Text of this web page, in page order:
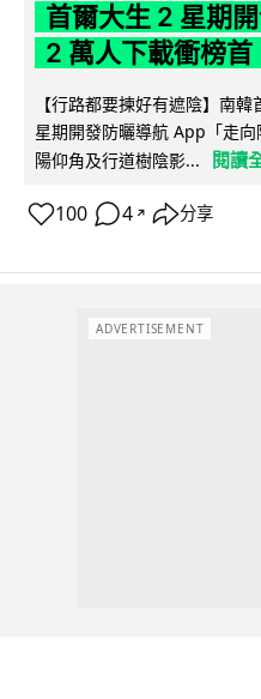
首爾大生 2 星期
2 萬人下載衝榜首
【行路都要揀好有遮陰】南
星期開發防曬導航 App「走
陽仰角及行道樹陰影...
閱讀
100 4 ↗ 分享
ADVERTISEMENT